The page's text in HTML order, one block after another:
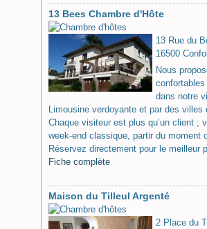
13 Bees Chambre d'Hôte
13 Rue du
16500
Nous
dans notre
Limousine verdoyante et par des
Chaque visiteur est plus qu’un client ;
week-end classique, partir du moment
Réservez directement pour le meilleur
Fiche complète
Maison du Tilleul Argenté
2 Place du